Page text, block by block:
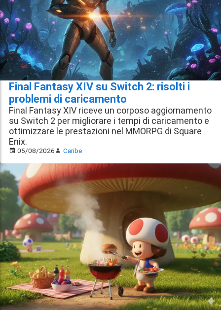
Final Fantasy XIV su Switch 2: risolti i
problemi di caricamento
Final Fantasy XIV riceve un corposo aggiornamento
su Switch 2 per migliorare i tempi di caricamento e
ottimizzare le prestazioni nel MMORPG di Square
Enix.
05/08/2026 Caribe